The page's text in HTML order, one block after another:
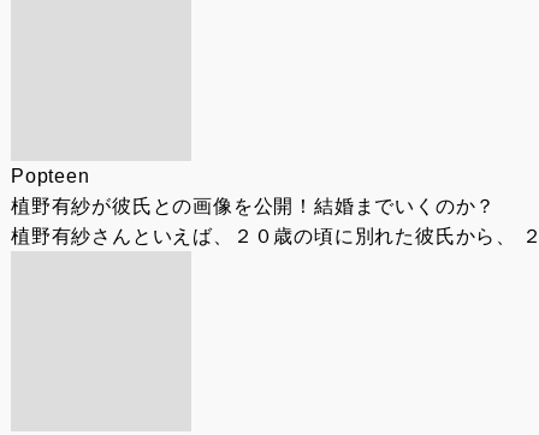
Popteen
植野有紗が彼氏との画像を公開！結婚までいくのか？
植野有紗さんといえば、２０歳の頃に別れた彼氏から、